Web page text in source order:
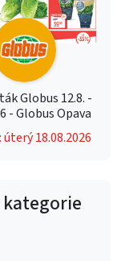
Globus 12.8. -
- Globus Opava
18.08.2026